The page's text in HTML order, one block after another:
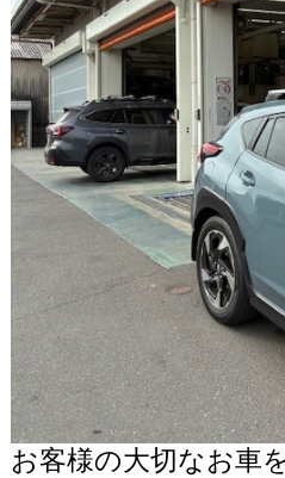
お客様の大切なお車